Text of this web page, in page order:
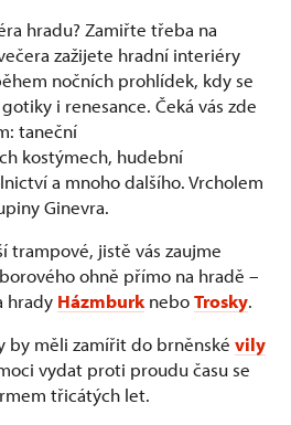
hradu? Zamiřte třeba na
zažijete hradní interiéry
nočních prohlídek, kdy se
i renesance. Čeká vás zde
taneční
kostýmech, hudební
a mnoho dalšího. Vrcholem
Ginevra.
trampové, jistě vás zaujme
ohně přímo na hradě –
hrady Házmburk neboTrosky.
měli zamířit do brněnské vily
vydat proti proudu času se
třicátých let.